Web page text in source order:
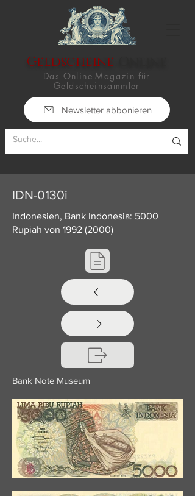
Geldscheine
Das Online-Magazin für
Geldscheinsammler
Newsletter abbonieren
IDN-0130i
Indonesien, Bank Indonesia: 5000
Rupiah von 1992 (2000)
Bank Note Museum